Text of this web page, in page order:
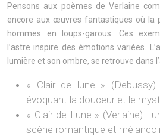
Pensons aux poèmes de Verlaine
encore aux œuvres fantastiques où la
hommes en loups-garous. Ces
l’astre inspire des émotions variées.
lumière et son ombre, se retrouve dans
« Clair de lune »
évoquant la douceur et le
« Clair de Lune » (Verlaine) :
scène romantique et